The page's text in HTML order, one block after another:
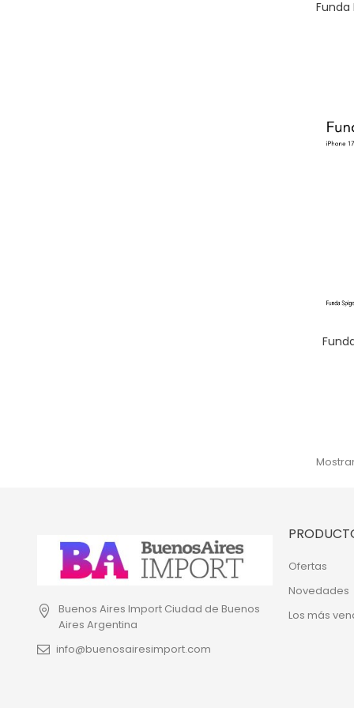
Funda
Buenos Aires Import Ciudad de Buenos
Aires Argentina
info@buenosairesimport.com
Ofertas
Novedades
Los más